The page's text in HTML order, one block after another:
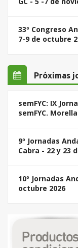
33º Congreso
7-9 de octubre
Próximas
semFYC: IX
semFYC.
9º Jornadas
Cabra - 22 y 23
10º Jornadas
octubre 2026